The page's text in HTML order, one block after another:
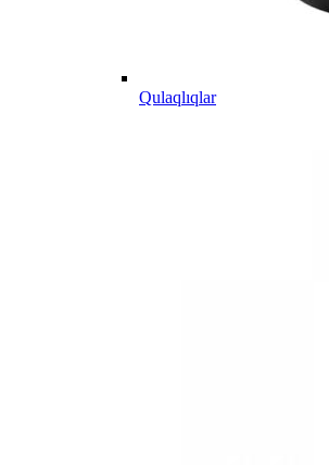
Qulaqlıqlar